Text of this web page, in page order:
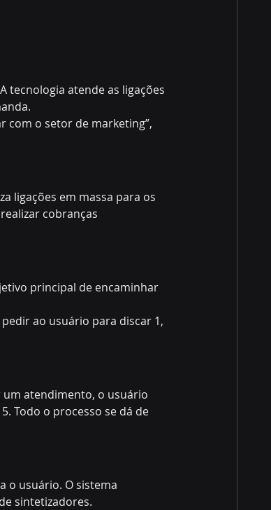
tecnologia atende as ligações
com o setor de marketing”,
ligações em massa para os
cobranças
principal de encaminhar
ao usuário para discar 1,
um atendimento, o usuário
Todo o processo se dá de
o usuário. O sistema
sintetizadores.